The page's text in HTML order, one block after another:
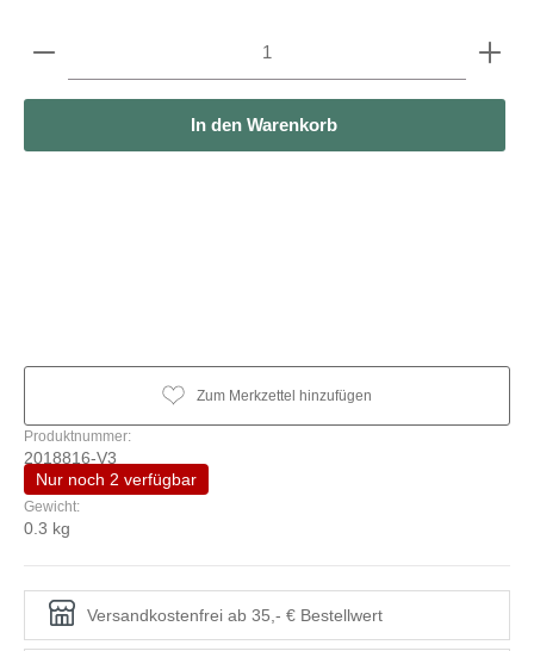
Produkt Anzahl: Gib den gewünschten Wert ein
In den Warenkorb
Zum Merkzettel hinzufügen
Produktnummer:
2018816-V3
Nur noch 2 verfügbar
Gewicht:
0.3 kg
Versandkostenfrei ab 35,- € Bestellwert